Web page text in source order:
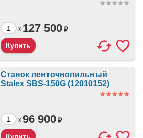
x 127 500₽
Станок ленточнопильный
Stalex SBS-150G (12010152)
x 96 900₽